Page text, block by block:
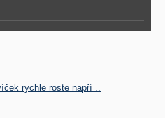
rychle roste napří ..